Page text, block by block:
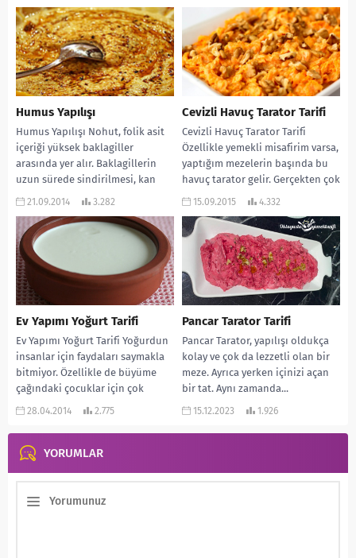
Humus Yapılışı
Humus Yapılışı Nohut, folik asit
içeriği yüksek baklagiller
arasında yer alır. Baklagillerin
uzun sürede sindirilmesi, kan
şekerinin yavaş yavaş artmasına...
21.09.2014 3.282
Cevizli Havuç Tarator Tarifi
Cevizli Havuç Tarator Tarifi
Özellikle yemekli misafirim varsa,
yaptığım mezelerin başında bu
havuç tarator gelir. Gerçekten çok
lezzetli oluyor ve...
15.09.2015 4.332
Ev Yapımı Yoğurt Tarifi
Ev Yapımı Yoğurt Tarifi Yoğurdun
insanlar için faydaları saymakla
bitmiyor. Özellikle de büyüme
çağındaki çocuklar için çok
gerekli bir besin....
28.04.2014 2.775
Pancar Tarator Tarifi
Pancar Tarator, yapılışı oldukça
kolay ve çok da lezzetli olan bir
meze. Ayrıca yerken içinizi açan
bir tat. Aynı zamanda...
15.12.2023 1.926
YORUMLAR